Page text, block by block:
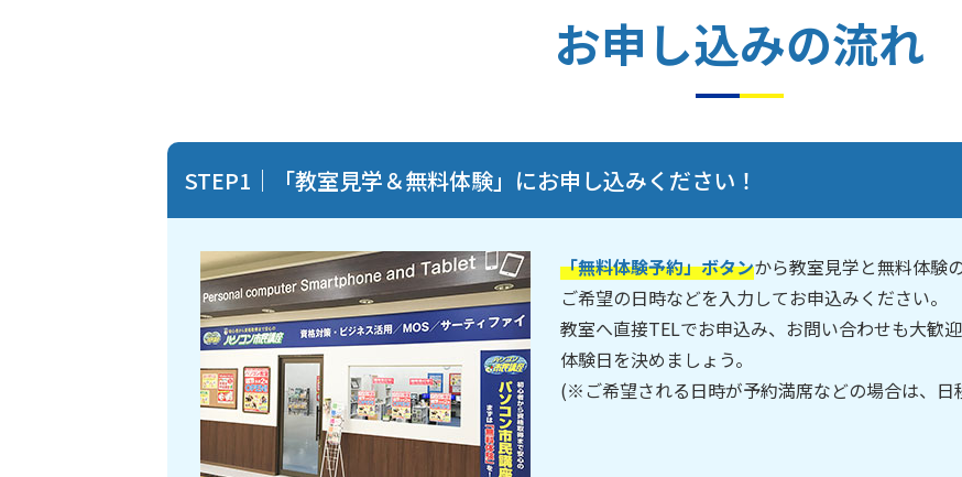
お申し込みの流れ
STEP1｜「教室見学＆無料体験」にお申し込みください！
「無料体験予約」ボタンから教室見学と無料体験
ご希望の日時などを入力してお申込みください。
教室へ直接TELでお申込み、お問い合わせも大歓
体験日を決めましょう。
(※ご希望される日時が予約満席などの場合は、